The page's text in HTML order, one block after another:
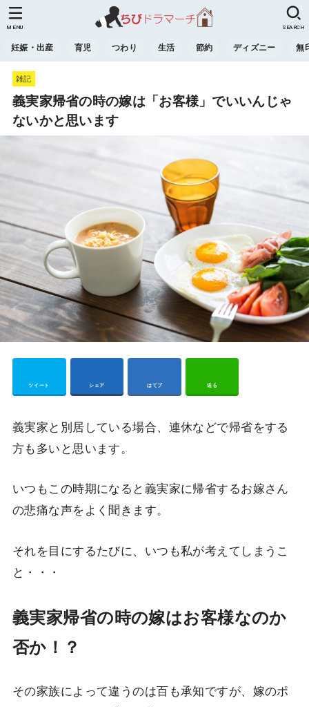
妊娠・出産 育児 つわり 生活 節約 ディズニー 無
SEARCH
MENU
雑記
義実家帰省の時の嫁は「お客様」でいいんじゃ
ないかと思います
ツイート シェア はてブ 送る
1
義実家と別居している場合、連休などで帰省をする
方も多いと思います。
いつもこの時期になると義実家に帰省するお嫁さん
の悲痛な声をよく聞きます。
それを目にするたびに、いつも私が考えてしまうこ
と・・・
義実家帰省の時の嫁はお客様なのか
否か！？
その家族によって違うのは百も承知ですが、嫁のポ
1